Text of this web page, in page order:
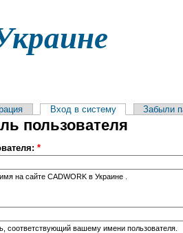
Вход в систему Забыли
пользователя
*
на сайте CADWORK в Украине .
соответствующий вашему имени пользователя.